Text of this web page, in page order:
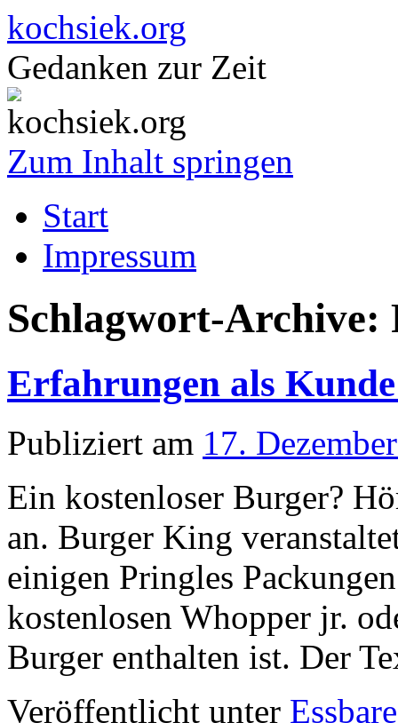
kochsiek.org
Gedanken zur Zeit
Zum Inhalt springen
Start
Impressum
Schlagwort-Archive:
Erfahrungen als
Publiziert am 17.
Ein kostenloser Burger?
an. Burger King
einigen Pringles
kostenlosen Whopper jr.
Burger enthalten ist. Der
Veröffentlicht unter